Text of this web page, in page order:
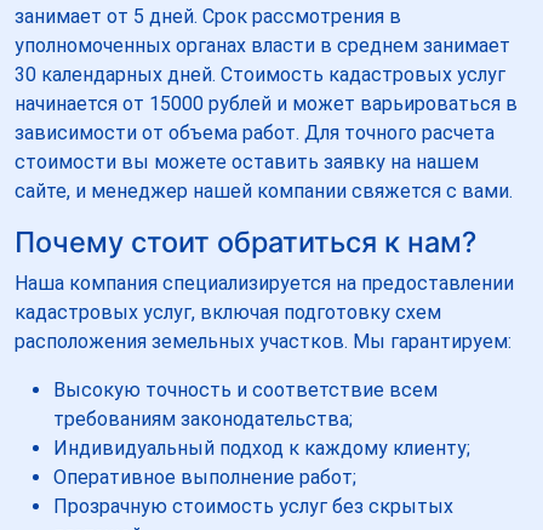
занимает от 5 дней. Срок рассмотрения в
уполномоченных органах власти в среднем занимает
30 календарных дней. Стоимость кадастровых услуг
начинается от 15000 рублей и может варьироваться в
зависимости от объема работ. Для точного расчета
стоимости вы можете оставить заявку на нашем
сайте, и менеджер нашей компании свяжется с вами.
Почему стоит обратиться к нам?
Наша компания специализируется на предоставлении
кадастровых услуг, включая подготовку схем
расположения земельных участков. Мы гарантируем:
Высокую точность и соответствие всем
требованиям законодательства;
Индивидуальный подход к каждому клиенту;
Оперативное выполнение работ;
Прозрачную стоимость услуг без скрытых